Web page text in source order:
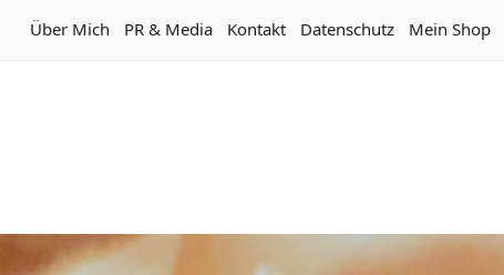
Über Mich PR & Media Kontakt Datenschutz Mein Shop